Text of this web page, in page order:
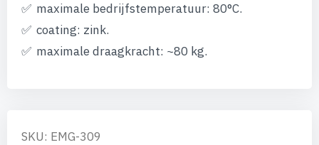
maximale bedrijfstemperatuur: 80°C.
coating: zink.
maximale draagkracht: ~80 kg.
SKU: EMG-309